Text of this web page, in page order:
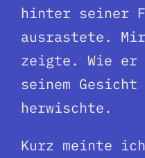
hinter seiner
ausrastete.
zeigte. Wie er
seinem
herwischte.
Kurz meinte